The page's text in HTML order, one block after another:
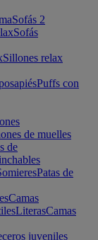
Sofás 2
Sofás
Sillones relax
Puffs con
de muelles
de
Patas de
Camas
LiterasCamas
juveniles